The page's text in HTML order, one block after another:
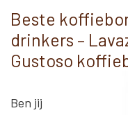
Beste
drinkers –
Gustoso
Ben jij